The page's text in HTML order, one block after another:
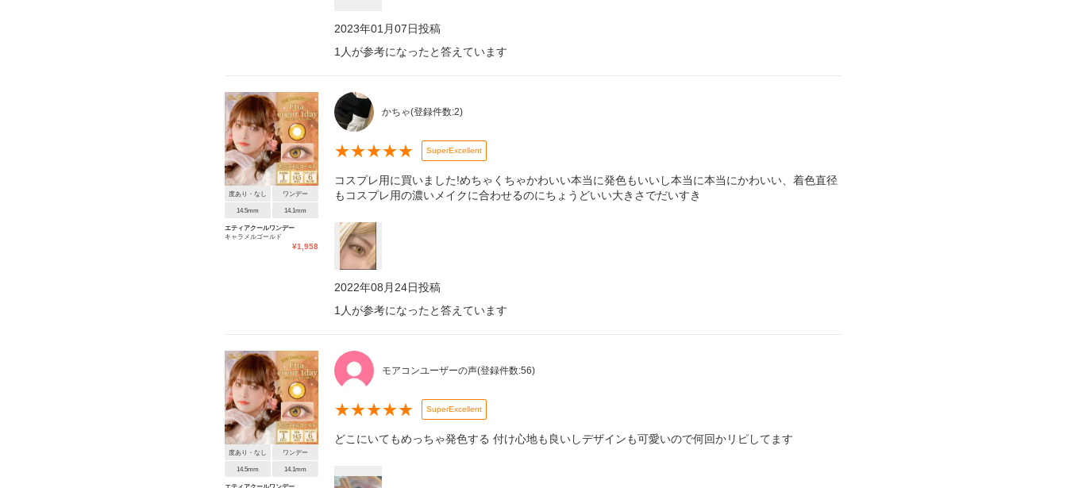
2023年01月07日投稿
1 人が参考になったと答えています
度あり・なし ワンデー
14.5mm 14.1mm
エティアクールワンデー
キャラメルゴールド
¥1,958
かちゃ(登録件数:2)
★★★★★ SuperExcellent
コスプレ用に買いました!めちゃくちゃかわいい本当に発色もいいし本当に本当にかわいい、着色直径
もコスプレ用の濃いメイクに合わせるのにちょうどいい大きさでだいすき
2022年08月24日投稿
1 人が参考になったと答えています
度あり・なし ワンデー
14.5mm 14.1mm
モアコンユーザーの声(登録件数:56)
★★★★★ SuperExcellent
どこにいてもめっちゃ発色する 付け心地も良いしデザインも可愛いので何回かリピしてます